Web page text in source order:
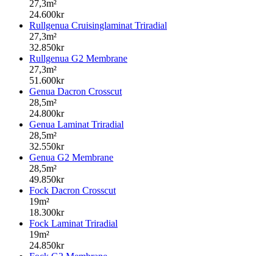
27,3m²
24.600kr
Rullgenua Cruisinglaminat Triradial
27,3m²
32.850kr
Rullgenua G2 Membrane
27,3m²
51.600kr
Genua Dacron Crosscut
28,5m²
24.800kr
Genua Laminat Triradial
28,5m²
32.550kr
Genua G2 Membrane
28,5m²
49.850kr
Fock Dacron Crosscut
19m²
18.300kr
Fock Laminat Triradial
19m²
24.850kr